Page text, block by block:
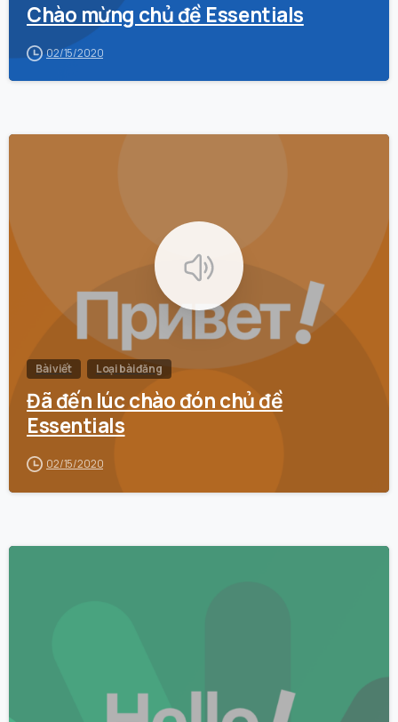
Chào mừng chủ đề Essentials
02/15/2020
Bài viết Loại bài đăng
Đã đến lúc chào đón chủ đề
Essentials
02/15/2020